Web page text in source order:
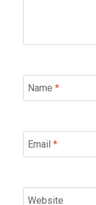
Name *
Email *
Website